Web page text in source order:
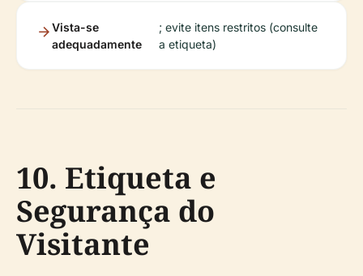
Vista-se
adequadamente
; evite itens restritos (consulte
a etiqueta)
10. Etiqueta e
Segurança do
Visitante